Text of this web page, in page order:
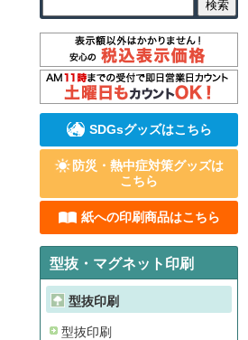
SDGsグッズはこちら
防災・熱中症対策グッズは
こちら
紙への印刷商品はこちら
型抜・マグネット印刷
型抜印刷
型抜印刷